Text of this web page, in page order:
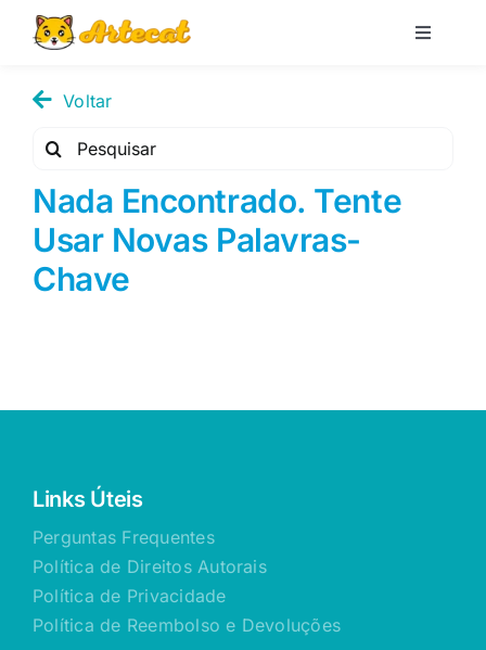
Pular
para
conteúdo
Toggle
Loja
Blog
Minha conta
Voltar
Pesquisar
Nada Encontrado. Tente
Usar Novas Palavras-
Chave
Links Úteis
Perguntas Frequentes
Política de Direitos Autorais
Política de Privacidade
Política de Reembolso e Devoluções